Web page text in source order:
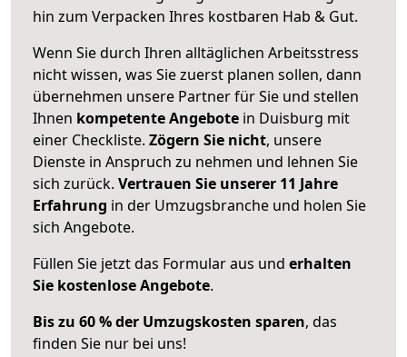
hin zum Verpacken Ihres kostbaren Hab & Gut.
Wenn Sie durch Ihren alltäglichen Arbeitsstress
nicht wissen, was Sie zuerst planen sollen, dann
übernehmen unsere Partner für Sie und stellen
Ihnen kompetente Angebote in Duisburg mit
einer Checkliste. Zögern Sie nicht, unsere
Dienste in Anspruch zu nehmen und lehnen Sie
sich zurück. Vertrauen Sie unserer 11 Jahre
Erfahrung in der Umzugsbranche und holen Sie
sich Angebote.
Füllen Sie jetzt das Formular aus und erhalten
Sie kostenlose Angebote.
Bis zu 60 % der Umzugskosten sparen, das
finden Sie nur bei uns!